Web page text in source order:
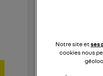
Existe t-il
4
Notre site etses
cookies nous